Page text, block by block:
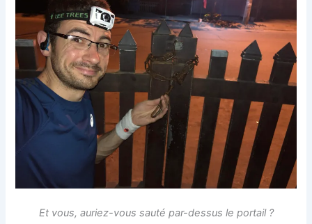
Et vous, auriez-vous sauté par-dessus le portail ?